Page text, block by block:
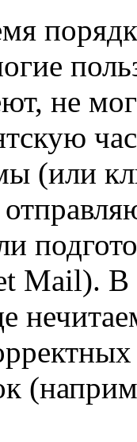
не
(или
Mail). В